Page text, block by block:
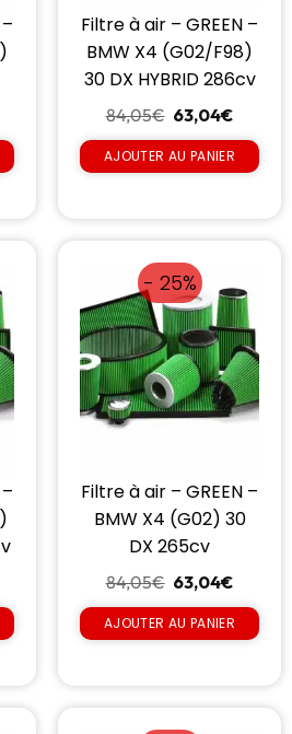
Filtre à air – GREEN –
BMW X4 (G02/F98)
30 DX HYBRID 286cv
84,05€ 63,04€
AJOUTER AU PANIER
- 25%
Filtre à air – GREEN –
BMW X4 (G02) 30
DX 265cv
84,05€ 63,04€
AJOUTER AU PANIER